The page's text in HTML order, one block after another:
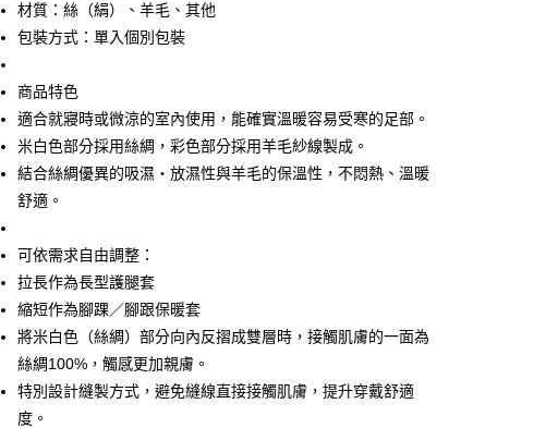
國泰世華商業銀行
臺灣中小企業銀行
聯邦商業銀行
元大商業銀行
永豐商業銀行
台新國際商業銀行
中國信託商業銀行
台灣樂天信用卡公司
Apple Pay
悠遊付
Google Pay
ATM付款
全家取貨付款
每筆NT$65，滿NT$999(含以上)免運費
付款後全家取貨
每筆NT$65，滿NT$999(含以上)免運費
材質：絲（絹）、羊毛、其他
包裝方式：單入個別包裝
商品特色
適合就寢時或微涼的室內使用，能確實溫暖容易受寒的足部。
米白色部分採用絲綢，彩色部分採用羊毛紗線製成。
結合絲綢優異的吸濕・放濕性與羊毛的保溫性，不悶熱、溫暖
舒適。
可依需求自由調整：
拉長作為長型護腿套
縮短作為腳踝／腳跟保暖套
將米白色（絲綢）部分向內反摺成雙層時，接觸肌膚的一面為
絲綢100%，觸感更加親膚。
特別設計縫製方式，避免縫線直接接觸肌膚，提升穿戴舒適
度。